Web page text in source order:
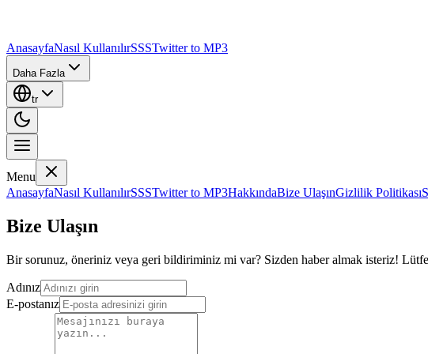
AnasayfaNasıl KullanılırSSSTwitter to MP3
Daha Fazla
tr
Menu
AnasayfaNasıl KullanılırSSSTwitter to MP3HakkındaBize UlaşınGizlilik Politikası
Bize Ulaşın
Bir sorunuz, öneriniz veya geri bildiriminiz mi var? Sizden haber almak isteriz!
Adınız
E-postanız